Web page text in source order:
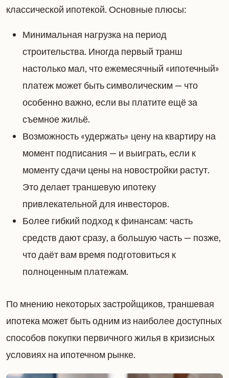
классической ипотекой. Основные плюсы:
Минимальная нагрузка на период
строительства. Иногда первый транш
настолько мал, что ежемесячный «ипотечный»
платеж может быть символическим — что
особенно важно, если вы платите ещё за
съемное жильё.
Возможность «удержать» цену на квартиру на
момент подписания — и выиграть, если к
моменту сдачи цены на новостройки растут.
Это делает траншевую ипотеку
привлекательной для инвесторов.
Более гибкий подход к финансам: часть
средств дают сразу, а большую часть — позже,
что даёт вам время подготовиться к
полноценным платежам.
По мнению некоторых застройщиков, траншевая
ипотека может быть одним из наиболее доступных
способов покупки первичного жилья в кризисных
условиях на ипотечном рынке.